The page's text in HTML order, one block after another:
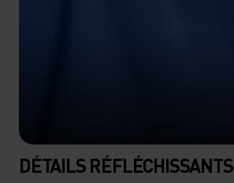
DÉTAILS RÉFLÉCHISSANTS